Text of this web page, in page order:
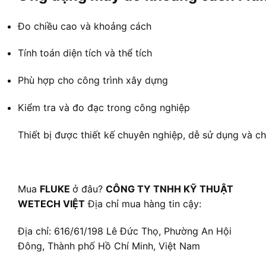
Đo chiều cao và khoảng cách
Tính toán diện tích và thể tích
Phù hợp cho công trình xây dựng
Kiểm tra và đo đạc trong công nghiệp
Thiết bị được thiết kế chuyên nghiệp, dễ sử dụng và
Mua FLUKE ở đâu? CÔNG TY TNHH KỸ THUẬT
WETECH VIỆT Địa chỉ mua hàng tin cậy:
Địa chỉ: 616/61/198 Lê Đức Thọ, Phường An Hội
Đông, Thành phố Hồ Chí Minh, Việt Nam